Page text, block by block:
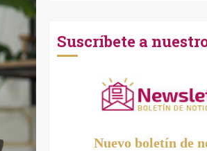
Suscríbete a
Nuevo boletín de